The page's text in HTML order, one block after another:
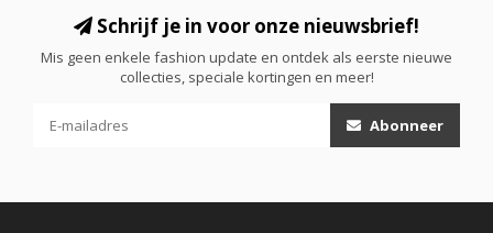
Schrijf je in voor onze nieuwsbrief!
Mis geen enkele fashion update en ontdek als eerste nieuwe
collecties, speciale kortingen en meer!
Abonneer